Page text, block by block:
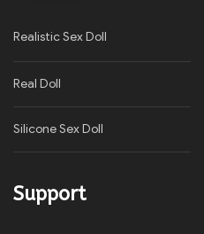
Realistic Sex Doll
Real Doll
Silicone Sex Doll
Support